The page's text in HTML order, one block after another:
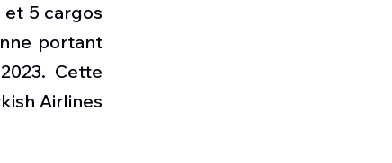
et 5 cargos
portant
Cette
Airlines